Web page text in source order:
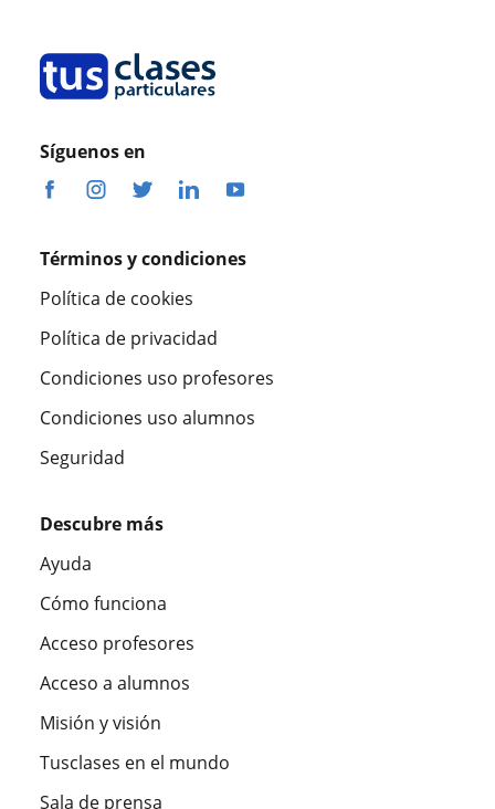
Síguenos en
Términos y condiciones
Política de cookies
Política de privacidad
Condiciones uso profesores
Condiciones uso alumnos
Seguridad
Descubre más
Ayuda
Cómo funciona
Acceso profesores
Acceso a alumnos
Misión y visión
Tusclases en el mundo
Sala de prensa